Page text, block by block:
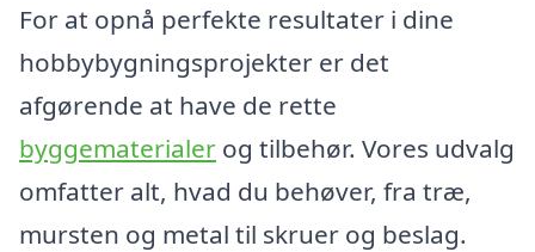
For at opnå perfekte resultater i dine
hobbybygningsprojekter er det
afgørende at have de rette
byggematerialer og tilbehør. Vores udvalg
omfatter alt, hvad du behøver, fra træ,
mursten og metal til skruer og beslag.